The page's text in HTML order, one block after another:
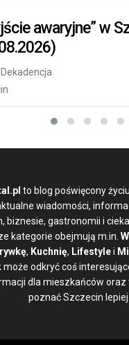
awaryjne” w
to blog poświęcony
wiadomości,
biznesie, gastronomii i
kategorie obejmują m.in.
, Kuchnię, Lifestylei
może odkryć coś
dla mieszkańców
poznać Szczecin lepiej.